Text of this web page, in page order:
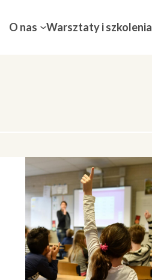
O nas Warsztaty i szkolenia